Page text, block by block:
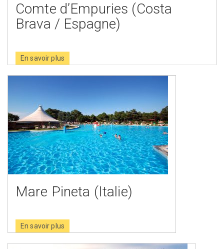
Comte d’Empuries (Costa
Brava / Espagne)
En savoir plus
Mare Pineta (Italie)
En savoir plus